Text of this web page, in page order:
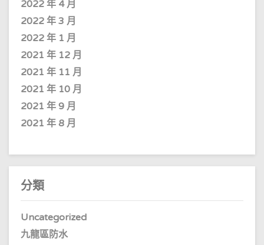
2022 年 4 月
2022 年 3 月
2022 年 1 月
2021 年 12 月
2021 年 11 月
2021 年 10 月
2021 年 9 月
2021 年 8 月
分類
Uncategorized
九龍區防水